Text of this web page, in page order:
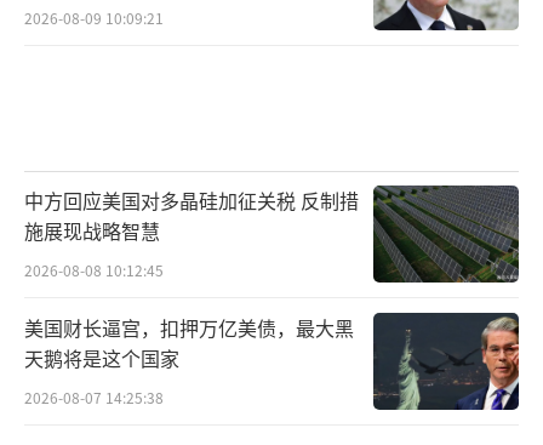
2026-08-09 10:09:21
中方回应美国对多晶硅加征关税 反制措
施展现战略智慧
2026-08-08 10:12:45
美国财长逼宫，扣押万亿美债，最大黑
天鹅将是这个国家
2026-08-07 14:25:38